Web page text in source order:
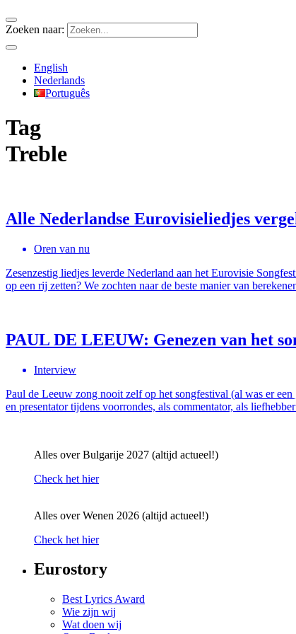
Zoeken naar:
English
Nederlands
Português
Tag
Treble
Alle Nederlandse Eurovisieliedjes
Oren van nu
Zesenzestig liedjes leverde Nederland aan het Eurovisie
op een rij zetten? We zochten naar de beste manier van
PAUL DE LEEUW: Genezen van het
Interview
Paul de Leeuw zong nooit zelf op het songfestival (al was er
en presentator tijdens voorrondes, als commentator, als
Alles over Bulgarije 2027 (altijd actueel!)
Check het hier
Alles over Wenen 2026 (altijd actueel!)
Check het hier
Eurostory
Best Lyrics Award
Wie zijn wij
Wat doen wij